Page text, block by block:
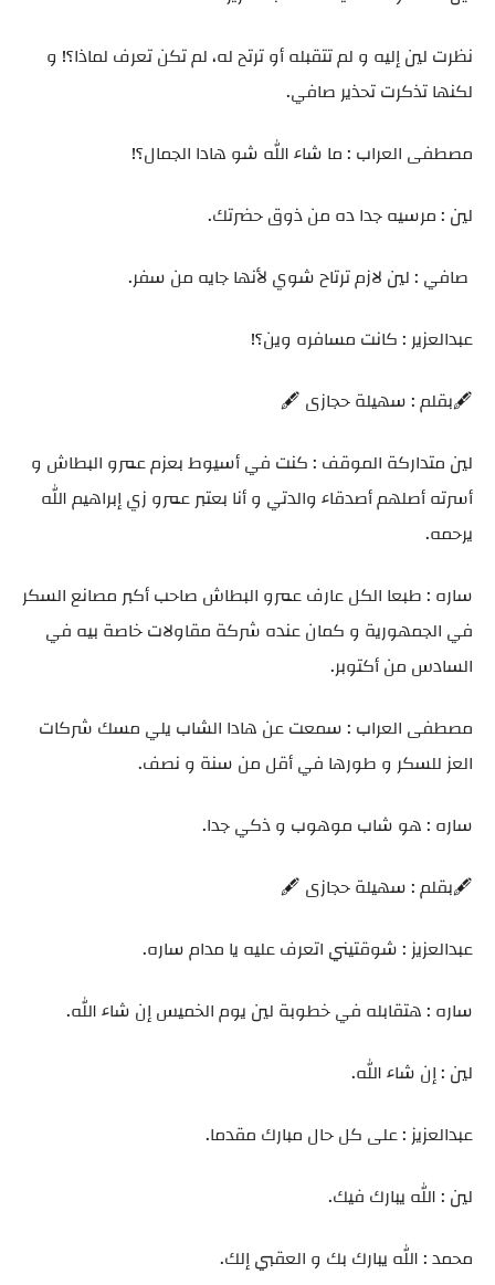
نظرت لين إليه و لم تتقبله أو ترتح له، لم تكن تعرف لماذا؟! و
لكنها تذكرت تحذير صافي.
مصطفى العراب : ما شاء الله شو هادا الجمال؟!
لين : مرسيه جدا ده من ذوق حضرتك.
صافي : لين لازم ترتاح شوي لأنها جايه من سفر.
عبدالعزير : كانت مسافره وين؟!
🖋️بقلم : سهيلة حجازى 🖋️
لين متداركة الموقف : كنت في أسيوط بعزم عمرو البطاش و
أسرته أصلهم أصدقاء والدتي و أنا بعتبر عمرو زي إبراهيم الله
يرحمه.
ساره : طبعا الكل عارف عمرو البطاش صاحب أكبر مصانع السكر
في الجمهورية و كمان عنده شركة مقاولات خاصة بيه في
السادس من أكتوبر.
مصطفى العراب : سمعت عن هادا الشاب يلي مسك شركات
العز للسكر و طورها في أقل من سنة و نصف.
ساره : هو شاب موهوب و ذكي جدا.
🖋️بقلم : سهيلة حجازى 🖋️
عبدالعزيز : شوقتيني اتعرف عليه يا مدام ساره.
ساره : هتقابله في خطوبة لين يوم الخميس إن شاء الله.
لين : إن شاء الله.
عبدالعزيز : على كل حال مبارك مقدما.
لين : الله يبارك فيك.
محمد : الله يبارك بك و العقبي إلك.